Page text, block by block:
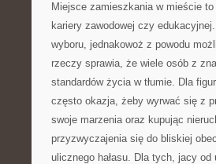
Miejsce zamieszkania w mieście
kariery zawodowej czy
wyboru, jednakowoż z powodu
rzeczy sprawia, że wiele osób z
standardów życia w tłumie. Dla
często okazja, żeby wyrwać się z
swoje marzenia oraz kupując
przyzwyczajenia się do bliskiej
ulicznego hałasu. Dla tych, jacy